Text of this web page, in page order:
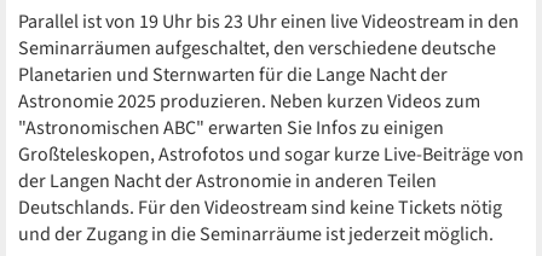
Parallel ist von 19 Uhr bis 23 Uhr einen live Videostream in den
Seminarräumen aufgeschaltet, den verschiedene deutsche
Planetarien und Sternwarten für die Lange Nacht der
Astronomie 2025 produzieren. Neben kurzen Videos zum
"Astronomischen ABC" erwarten Sie Infos zu einigen
Großteleskopen, Astrofotos und sogar kurze Live-Beiträge von
der Langen Nacht der Astronomie in anderen Teilen
Deutschlands. Für den Videostream sind keine Tickets nötig
und der Zugang in die Seminarräume ist jederzeit möglich.